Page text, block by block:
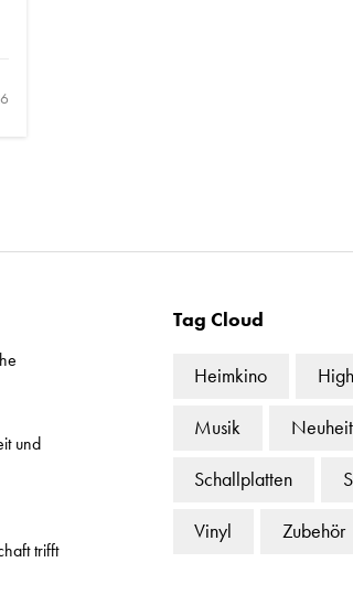
und
trifft
Tag Cloud
Heimkino
Musik
Schallplatten
Vinyl Zubehör